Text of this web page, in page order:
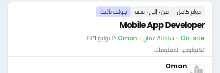
دوام كامل من ٠ إلى ٠ سنة جولف تالنت
Mobile App Developer
On-site - سلطنة عمان - Oman ·٢٠ يوليو ٢٠٢٦
تكنولوجيا المعلومات
Oman